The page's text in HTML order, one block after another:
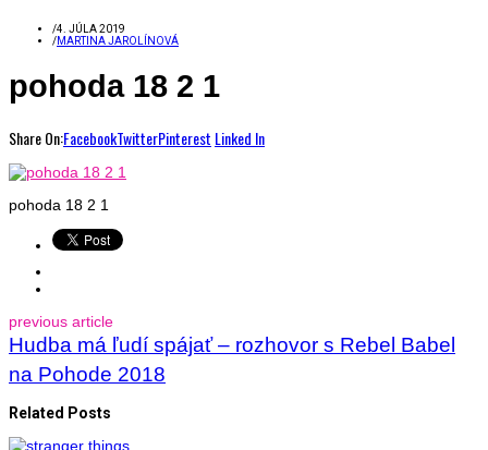
/4. JÚLA 2019
/MARTINA JAROLÍNOVÁ
pohoda 18 2 1
Share On:FacebookTwitterPinterest Linked In
pohoda 18 2 1
previous article
Hudba má ľudí spájať – rozhovor s Rebel Babel
na Pohode 2018
Related Posts